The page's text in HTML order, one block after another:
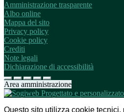
Amministrazione trasparente
Albo online
Mappa del sito
Privacy policy
Cookie policy
Crediti
Note legali
Dichiarazione di accessibilità
Area amministrazione
Questo sito utilizza cookie